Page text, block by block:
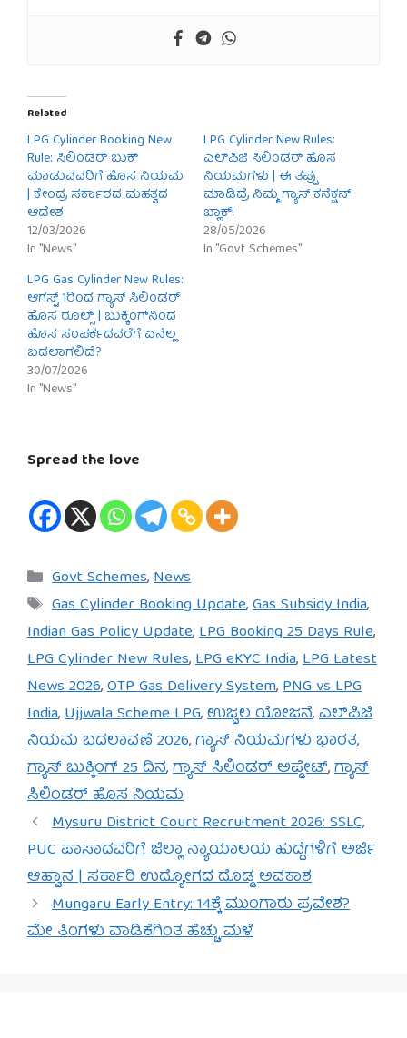
Related
LPG Cylinder Booking New
Rule: ಸಿಲಿಂಡರ್ ಬುಕ್
ಮಾಡುವವರಿಗೆ ಹೊಸ ನಿಯಮ
| ಕೇಂದ್ರ ಸರ್ಕಾರದ ಮಹತ್ವದ
ಆದೇಶ
12/03/2026
In "News"
LPG Cylinder New Rules:
ಎಲ್‌ಪಿಜಿ ಸಿಲಿಂಡರ್ ಹೊಸ
ನಿಯಮಗಳು | ಈ ತಪ್ಪು
ಮಾಡಿದ್ರೆ ನಿಮ್ಮ ಗ್ಯಾಸ್ ಕನೆಕ್ಷನ್
ಬ್ಲಾಕ್!
28/05/2026
In "Govt Schemes"
LPG Gas Cylinder New Rules:
ಆಗಸ್ಟ್ 1ರಿಂದ ಗ್ಯಾಸ್ ಸಿಲಿಂಡರ್
ಹೊಸ ರೂಲ್ಸ್ | ಬುಕ್ಕಿಂಗ್‌ನಿಂದ
ಹೊಸ ಸಂಪರ್ಕದವರೆಗೆ ಏನೆಲ್ಲ
ಬದಲಾಗಲಿದೆ?
30/07/2026
In "News"
Spread the love
Categories
Govt Schemes,News
Tags
Gas Cylinder Booking Update,Gas Subsidy India,
Indian Gas Policy Update,LPG Booking 25 Days Rule,
LPG Cylinder New Rules,LPG eKYC India,LPG Latest
News 2026,OTP Gas Delivery System,PNG vs LPG
India,Ujjwala Scheme LPG,ಉಜ್ವಲ ಯೋಜನೆ,ಎಲ್‌ಪಿಜಿ
ನಿಯಮ ಬದಲಾವಣೆ 2026,ಗ್ಯಾಸ್ ನಿಯಮಗಳು ಭಾರತ,
ಗ್ಯಾಸ್ ಬುಕ್ಕಿಂಗ್ 25 ದಿನ,ಗ್ಯಾಸ್ ಸಿಲಿಂಡರ್ ಅಪ್ಡೇಟ್,ಗ್ಯಾಸ್
ಸಿಲಿಂಡರ್ ಹೊಸ ನಿಯಮ
Mysuru District Court Recruitment 2026: SSLC,
PUC ಪಾಸಾದವರಿಗೆ ಜಿಲ್ಲಾ ನ್ಯಾಯಾಲಯ ಹುದ್ದೆಗಳಿಗೆ ಅರ್ಜಿ
ಆಹ್ವಾನ | ಸರ್ಕಾರಿ ಉದ್ಯೋಗದ ದೊಡ್ಡ ಅವಕಾಶ
Mungaru Early Entry: 14ಕ್ಕೆ ಮುಂಗಾರು ಪ್ರವೇಶ?
ಮೇ ತಿಂಗಳು ವಾಡಿಕೆಗಿಂತ ಹೆಚ್ಚು ಮಳೆ